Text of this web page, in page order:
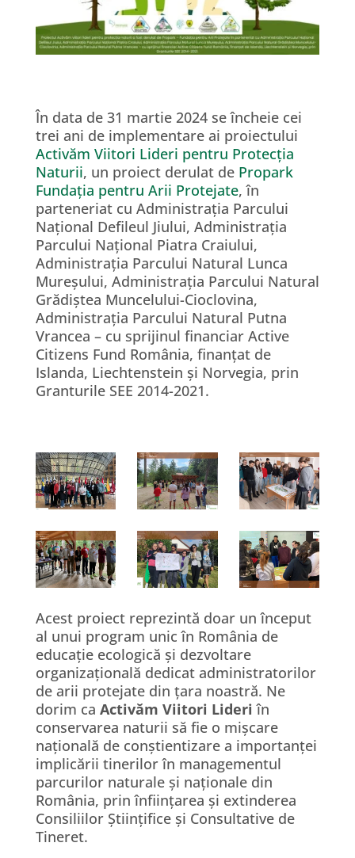
În data de 31 martie 2024 se încheie cei
trei ani de implementare ai proiectului
Activăm Viitori Lideri pentru Protecția
Naturii, un proiect derulat dePropark
Fundația pentru Arii Protejate, în
parteneriat cu Administrația Parcului
Național Defileul Jiului, Administrația
Parcului Național Piatra Craiului,
Administrația Parcului Natural Lunca
Mureșului, Administrația Parcului Natural
Grădiștea Muncelului-Cioclovina,
Administrația Parcului Natural Putna
Vrancea – cu sprijinul financiar Active
Citizens Fund România, finanțat de
Islanda, Liechtenstein și Norvegia, prin
Granturile SEE 2014-2021.
Acest proiect reprezintă doar un început
al unui program unic în România de
educație ecologică și dezvoltare
organizațională dedicat administratorilor
de arii protejate din țara noastră. Ne
dorim ca Activăm Viitori Lideri în
conservarea naturii să fie o mișcare
națională de conștientizare a importanței
implicării tinerilor în managementul
parcurilor naturale și naționale din
România, prin înființarea și extinderea
Consiliilor Științifice și Consultative de
Tineret.